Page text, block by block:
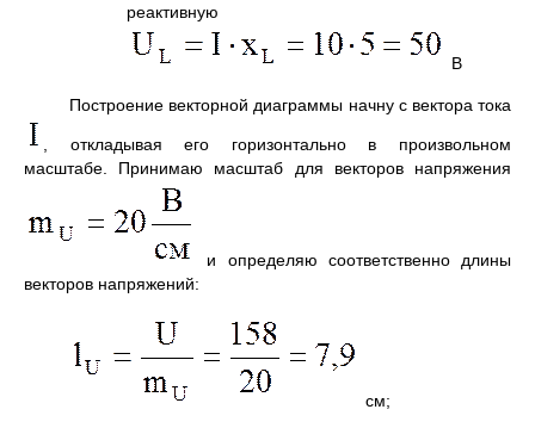
реактивную
В
Построение векторной диаграммы начну с вектора тока
, откладывая его горизонтально в произвольном
масштабе. Принимаю масштаб для векторов напряжения
и определяю соответственно длины
векторов напряжений:
см;